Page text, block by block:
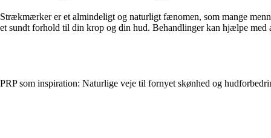
Strækmærker er et almindeligt og naturligt fænomen, som mange
et sundt forhold til din krop og din hud. Behandlinger kan hjælpe med
PRP som inspiration: Naturlige veje til fornyet skønhed og